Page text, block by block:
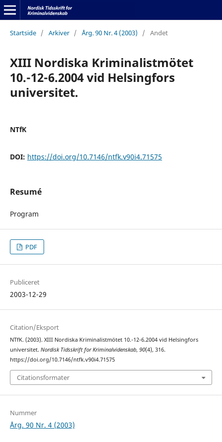
Startside / Arkiver / Årg. 90 Nr. 4 (2003) / Andet
XIII Nordiska Kriminalistmötet
10.-12-6.2004 vid Helsingfors
universitet.
NTfK
DOI: https://doi.org/10.7146/ntfk.v90i4.71575
Resumé
Program
PDF
Publiceret
2003-12-29
Citation/Eksport
NTfK. (2003). XIII Nordiska Kriminalistmötet 10.-12-6.2004 vid Helsingfors
universitet. Nordisk Tidsskrift for Kriminalvidenskab, 90(4), 316.
https://doi.org/10.7146/ntfk.v90i4.71575
Citationsformater
Nummer
Årg. 90 Nr. 4 (2003)